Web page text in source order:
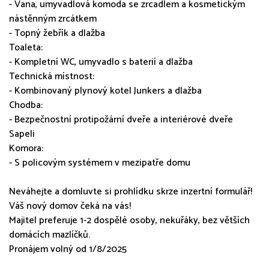
- Vana, umyvadlová komoda se zrcadlem a kosmetickým
nástěnným zrcátkem
- Topný žebřík a dlažba
Toaleta:
- Kompletní WC, umyvadlo s baterií a dlažba
Technická místnost:
- Kombinovaný plynový kotel Junkers a dlažba
Chodba:
- Bezpečnostní protipožární dveře a interiérové dveře
Sapeli
Komora:
- S policovým systémem v mezipatře domu
Neváhejte a domluvte si prohlídku skrze inzertní formulář!
Váš nový domov čeká na vás!
Majitel preferuje 1-2 dospělé osoby, nekuřáky, bez větších
domácích mazlíčků.
Pronájem volný od 1/8/2025